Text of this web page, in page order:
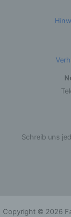
Schreib uns
Copyright © 2026
c)
oder
wie das
durch
andere
oder